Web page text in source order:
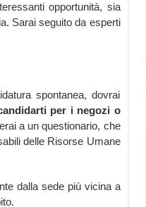
opportunità, sia
Sarai seguito da esperti
spontanea, dovrai
per i negozi o
a un questionario, che
delle Risorse Umane
dalla sede più vicina a